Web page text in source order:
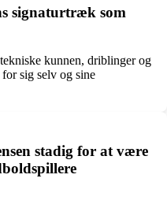
signaturtræk som
kunnen, driblinger og
sig selv og sine
stadig for at være